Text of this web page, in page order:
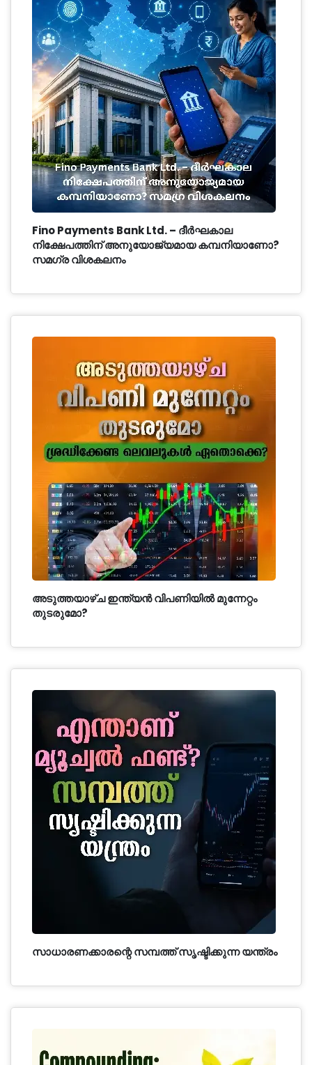
Fino Payments Bank Ltd. – ദീർഘകാല
നിക്ഷേപത്തിന് അനുയോജ്യമായ കമ്പനിയാണോ?
സമഗ്ര വിശകലനം
അടുത്തയാഴ്ച ഇന്ത്യൻ വിപണിയിൽ മുന്നേറ്റം
തുടരുമോ?
സാധാരണക്കാരന്റെ സമ്പത്ത് സൃഷ്ടിക്കുന്ന യന്ത്രം